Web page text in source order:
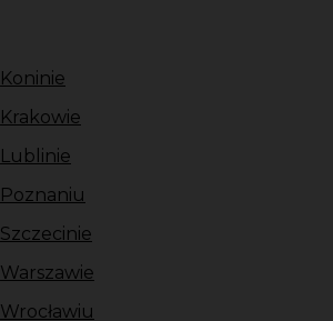
Koninie
Krakowie
Lublinie
Poznaniu
Szczecinie
Warszawie
Wrocławiu